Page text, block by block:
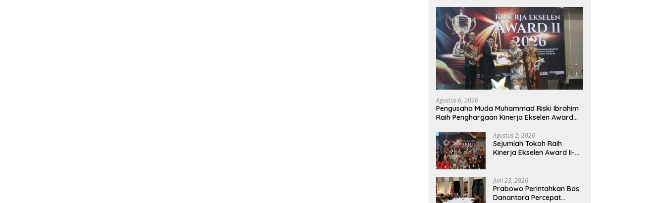
Agustus 6, 2026
Pengusaha Muda Muhammad Riski Ibrahim
Raih Penghargaan Kinerja Ekselen Award
Agustus 2, 2026
Sejumlah Tokoh Raih
Kinerja Ekselen Award II-
Juni 23, 2026
Prabowo Perintahkan Bos
Danantara Percepat